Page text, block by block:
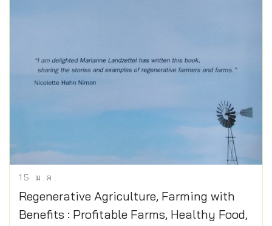
15 ม.ค.
Regenerative Agriculture, Farming with
Benefits : Profitable Farms, Healthy Food,